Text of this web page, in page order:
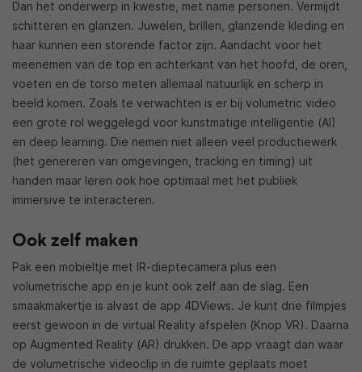
Dan het onderwerp in kwestie, met name personen. Vermijdt
schitteren en glanzen. Juwelen, brillen, glanzende kleding en
haar kunnen een storende factor zijn. Aandacht voor het
meenemen van de top en achterkant van het hoofd, de oren,
voeten en de torso meten allemaal natuurlijk en scherp in
beeld komen. Zoals te verwachten is er bij volumetric video
een grote rol weggelegd voor kunstmatige intelligentie (AI)
en deep learning. Die nemen niet alleen veel productiewerk
(het genereren van omgevingen, tracking en timing) uit
handen maar leren ook hoe optimaal met het publiek
immersive te interacteren.
Ook zelf maken
Pak een mobieltje met IR-dieptecamera plus een
volumetrische app en je kunt ook zelf aan de slag. Een
smaakmakertje is alvast de app 4DViews. Je kunt drie filmpjes
eerst gewoon in de virtual Reality afspelen (Knop VR). Daarna
op Augmented Reality (AR) drukken. De app vraagt dan waar
de volumetrische videoclip in de ruimte geplaats moet